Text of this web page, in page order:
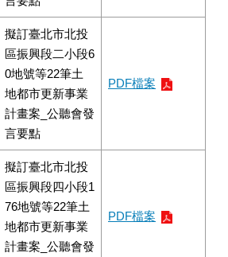
擬訂臺北市北投
區振興段二小段6
0地號等22筆土
地都市更新事業
計畫案_公聽會發
言要點
PDF檔案
擬訂臺北市北投
區振興段四小段1
76地號等22筆土
地都市更新事業
計畫案_公聽會發
PDF檔案